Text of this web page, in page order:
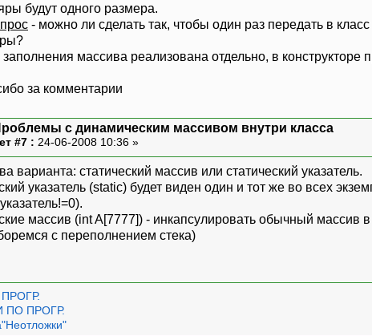
будут одного размера.
- можно ли сделать так, чтобы один раз передать в
массива реализована отдельно, в
за комментарии
с динамическим массивом внутри класса
#7 : 24-06-2008 10:36 »
варианта: статический массив или статический указатель.
указатель (static) будет виден один и тот же во всех
массив (int A[7777]) - инкапсулировать обычный массив
с переполнением стека)
ПО ПРОГР.